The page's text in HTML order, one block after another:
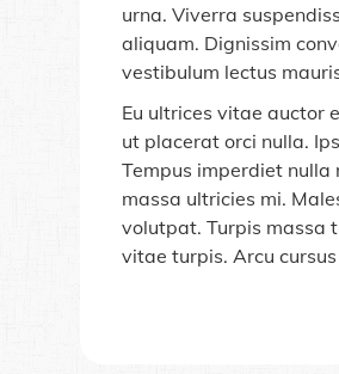
urna. Viverra
aliquam. Dignissim
vestibulum lectus
Eu ultrices vitae auctor
ut placerat orci nulla.
Tempus imperdiet
massa ultricies mi.
volutpat. Turpis massa
vitae turpis. Arcu